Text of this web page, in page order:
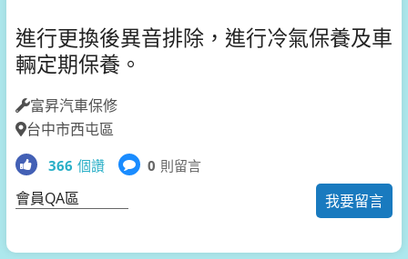
進行更換後異音排除，進行冷氣保養及車
輛定期保養。
富昇汽車保修
台中市西屯區
366 個讚 0 則留言
我要留言
會員QA區